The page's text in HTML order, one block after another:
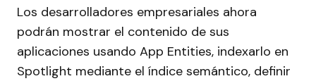
Los desarrolladores empresariales ahora
podrán mostrar el contenido de sus
aplicaciones usando App Entities, indexarlo en
Spotlight mediante el índice semántico, definir